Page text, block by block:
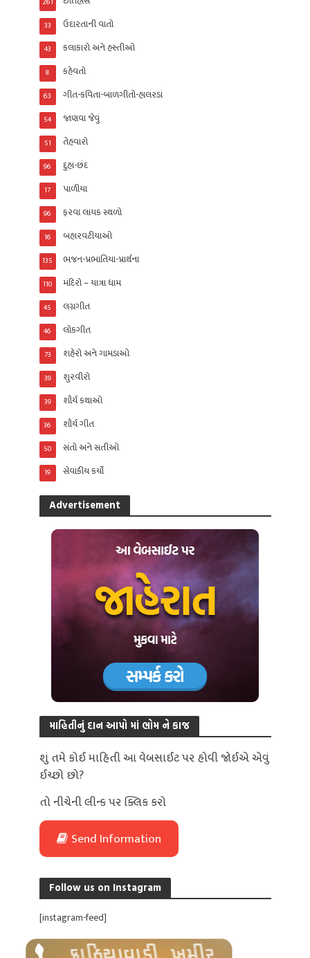
ઉદારતાની વાતો
33
કલાકારો અને હસ્તીઓ
43
કહેવતો
8
ગીત-કવિતા-બાળગીતો-હાલરડાં
63
જાણવા જેવું
54
તેહવારો
51
દુહા-છંદ
96
પાળીયા
17
ફરવા લાયક સ્થળો
96
બહારવટીયાઓ
16
ભજન-પ્રભાતિયા-પ્રાર્થના
135
મંદિરો – યાત્રા ધામ
110
લગ્નગીત
45
લોકગીત
46
શહેરો અને ગામડાઓ
73
શુરવીરો
39
શૌર્ય કથાઓ
39
શૌર્ય ગીત
36
સંતો અને સતીઓ
50
સેવાકીય કર્યો
19
Advertisement
માહિતીનું દાન આપો માં ભોમ ને કાજ
શું તમે કોઈ માહિતી આ વેબસાઈટ પર હોવી જોઈએ એવું
ઈચ્છો છો?
તો નીચેની લીન્ક પર ક્લિક કરો
Send Information
Follow us on Instagram
[instagram-feed]